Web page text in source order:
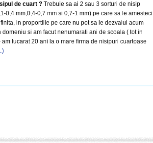
de cuart ? Trebuie sa ai 2 sau 3 sorturi de nisip
0,4 mm,0,4-0,7 mm si 0,7-1 mm) pe care sa le amesteci
in proportiile pe care nu pot sa le dezvalui acum
si am facut nenumarati ani de scoala ( tot in
lucarat 20 ani la o mare firma de nisipuri cuartoase